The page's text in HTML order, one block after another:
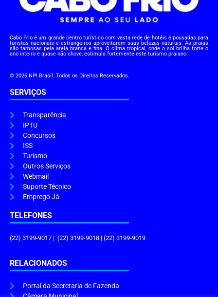
Cabo Frio é um grande centro turístico com vasta rede de hotéis e pousadas para
turistas nacionais e estrangeiros aproveitarem suas belezas naturais. As praias
são famosas pela areia branca e fina. O clima tropical, onde o sol brilha forte o
ano inteiro e quase não chove, estimula fortemente este turismo praiano.
© 2026 NPI Brasil. Todos os Direitos Reservados.
SERVIÇOS
Transparência
IPTU
Concursos
ISS
Turismo
Outros Serviços
Webmail
Suporte Técnico
Emprego Já
TELEFONES
(22) 3199-9017 | (22) 3199-9018 | (22) 3199-9019
RELACIONADOS
Portal da Secretaria de Fazenda